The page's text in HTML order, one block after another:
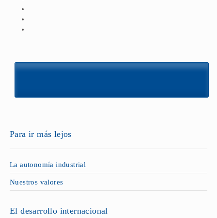
Para ir más lejos
La autonomía industrial
Nuestros valores
El desarrollo internacional